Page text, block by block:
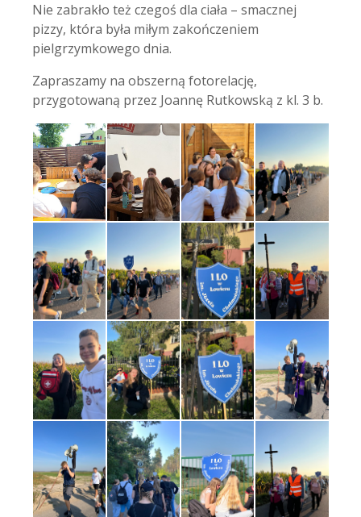
Nie zabrakło też czegoś dla ciała – smacznej
pizzy, która była miłym zakończeniem
pielgrzymkowego dnia.
Zapraszamy na obszerną fotorelację,
przygotowaną przez Joannę Rutkowską z kl. 3 b.